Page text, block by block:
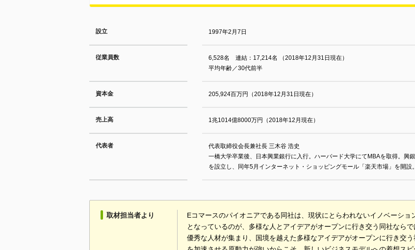
設立 1997年2月7日
従業員数
6,528名 連結：17,214名 （2018年12月31日現在）
平均年齢／30代前半
資本金 205,924百万円（2018年12月31日現在）
売上高 1兆1014億8000万円（2018年12月現在）
代表者
代表取締役会長兼社長 三木谷 浩史
一橋大学卒業後、日本興業銀行に入行。ハーバード大学にてMBAを取得。興
を設立し、同年5月インターネット・ショッピングモール「楽天市場」を開設。
取材担当者より
Eコマースのパイオニアである同社は、現状にとらわれないイノベーシ
となっているのが、多様な人とアイデアがオープンに行き交う同社なら
優秀な人材が集まり、国境を越えた多様なアイデアがオープンに行き交